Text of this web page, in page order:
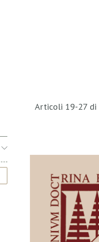
Articoli 19-27di